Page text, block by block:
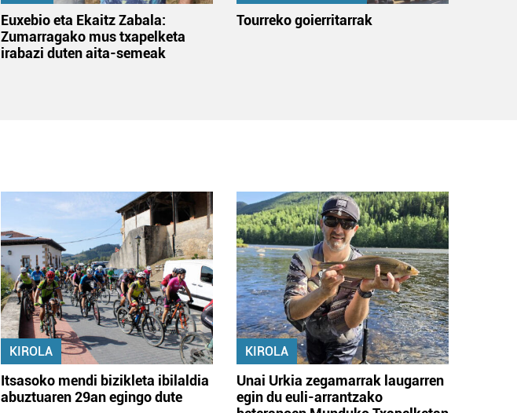
Euxebio eta Ekaitz Zabala:
Zumarragako mus txapelketa
irabazi duten aita-semeak
Tourreko goierritarrak
KIROLA
Itsasoko mendi bizikleta ibilaldia
abuztuaren 29an egingo dute
KIROLA
Unai Urkia zegamarrak laugarren
egin du euli-arrantzako